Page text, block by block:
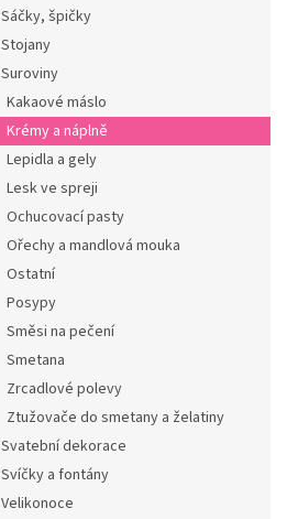
Sáčky, špičky
Stojany
Suroviny
Kakaové máslo
Krémy a náplně
Lepidla a gely
Lesk ve spreji
Ochucovací pasty
Ořechy a mandlová mouka
Ostatní
Posypy
Směsi na pečení
Smetana
Zrcadlové polevy
Ztužovače do smetany a želatiny
Svatební dekorace
Svíčky a fontány
Velikonoce